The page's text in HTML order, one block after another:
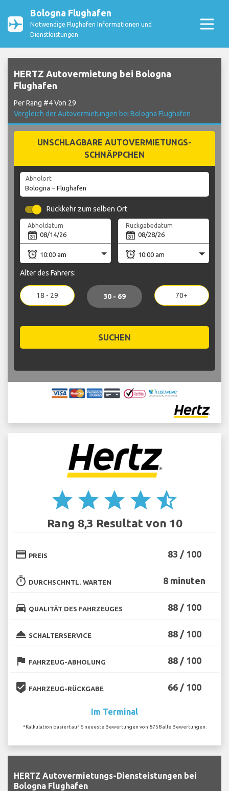
Bologna Flughafen
Notwendige Flughafen Informationen und
Dienstleistungen
HERTZ Autovermietung bei Bologna
Flughafen
Per Rang #4 Von 29
Vergleich der Autovermietungen bei Bologna Flughafen
UNSCHLAGBARE AUTOVERMIETUNGS-
SCHNÄPPCHEN
Abholort
Rückkehr zum selben Ort
Abholdatum Rückgabedatum
Alter des Fahrers:
18 - 29 30 - 69 70+
SUCHEN
star star star star star_half
Rang 8,3 Resultat von 10
credit_card PREIS 83 / 100
timer DURCHSCHNTL. WARTEN 8 minuten
directions_car QUALITÄT DES FAHRZEUGES 88 / 100
room_service SCHALTERSERVICE 88 / 100
flag FAHRZEUG-ABHOLUNG 88 / 100
beenhere FAHRZEUG-RÜCKGABE 66 / 100
Im Terminal
*Kalkulation basiert auf 6 neueste Bewertungen von 8758 alle Bewertungen.
HERTZ Autovermietungs-Diensteistungen bei
Bologna Flughafen